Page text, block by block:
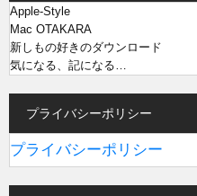
Apple-Style
Mac OTAKARA
新しもの好きのダウンロード
気になる、記になる…
プライバシーポリシー
プライバシーポリシー